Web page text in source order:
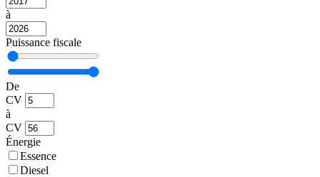
à
Puissance fiscale
De
CV
à
CV
Énergie
Essence
Diesel